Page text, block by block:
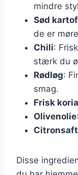
mindre
Sød
de er
Chili:
stærk du
Rødløg:
smag.
Frisk
Olivenolie
Citronsaft
Disse